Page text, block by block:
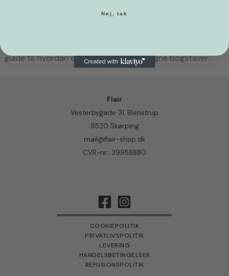
MARTS 24, 2016
guide til, hvordan du nemt støber dine egne bogstaver.
Flair
Vesterbygade 31, Blenstrup
9520 Skørping
mail@flair-shop.dk
CVR-nr.: 39958880
COOKIEPOLITIK
PRIVATLIVSPOLITIK
LEVERING
HANDELSBETINGELSER
REFUSIONSPOLITIK
Nej, tak